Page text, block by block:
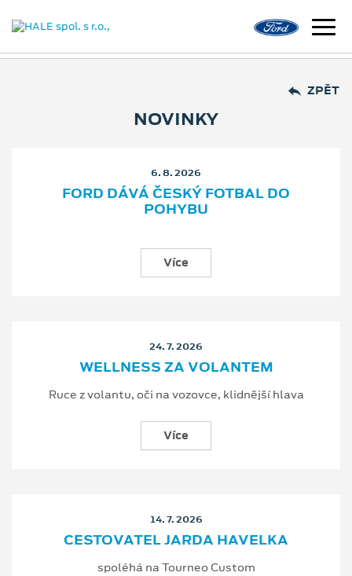
ZPĚT
NOVINKY
6. 8. 2026
FORD DÁVÁ ČESKÝ FOTBAL DO
POHYBU
Více
24. 7. 2026
WELLNESS ZA VOLANTEM
Ruce z volantu, oči na vozovce, klidnější hlava
Více
14. 7. 2026
CESTOVATEL JARDA HAVELKA
spoléhá na Tourneo Custom